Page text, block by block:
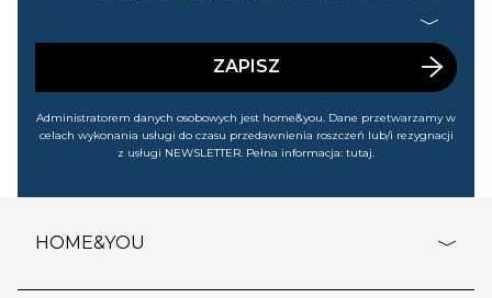
wyprzedażach). Wiem, że mogę tę zgodę w każdej chwili
ZAPISZ
Administratorem danych osobowych jest home&you. Dane przetwarzamy w
celach wykonania usługi do czasu przedawnienia roszczeń lub/i rezygnacji
z usługi NEWSLETTER. Pełna informacja: tutaj.
HOME&YOU